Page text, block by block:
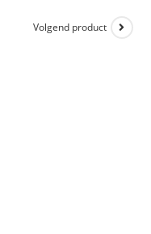
Volgend product